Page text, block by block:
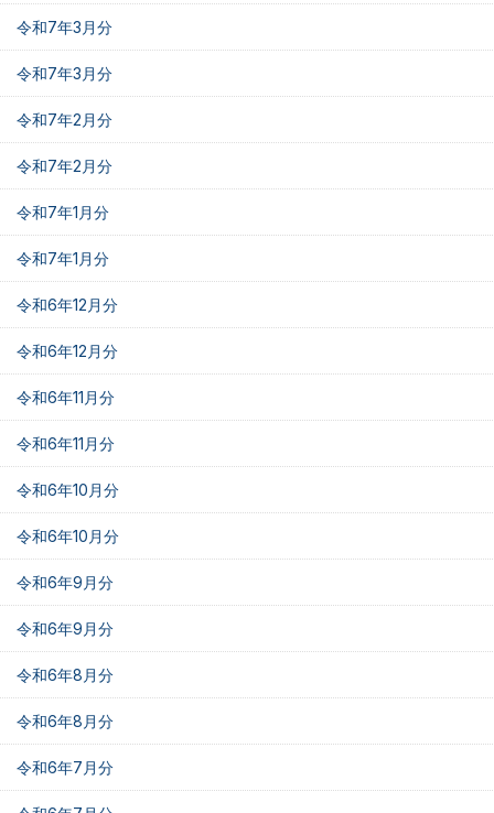
令和7年3月分
令和7年3月分
令和7年2月分
令和7年2月分
令和7年1月分
令和7年1月分
令和6年12月分
令和6年12月分
令和6年11月分
令和6年11月分
令和6年10月分
令和6年10月分
令和6年9月分
令和6年9月分
令和6年8月分
令和6年8月分
令和6年7月分